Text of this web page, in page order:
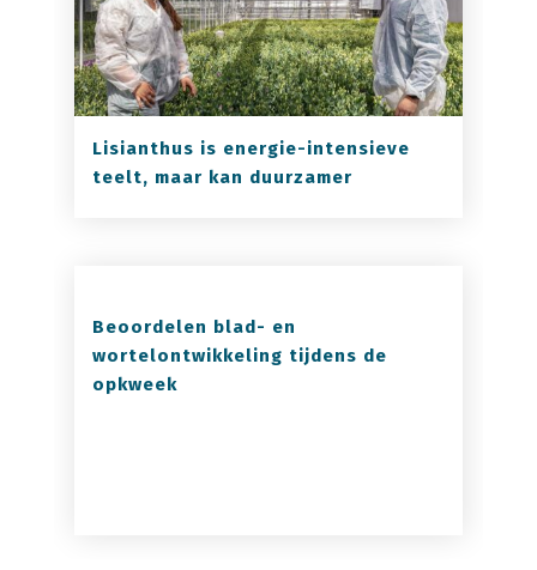
Lisianthus is energie-intensieve
teelt, maar kan duurzamer
Beoordelen blad- en
wortelontwikkeling tijdens de
opkweek